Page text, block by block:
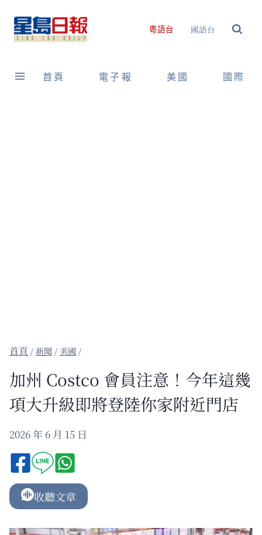
content
粵語台 國語台
首頁 電子報 美國 國際
/新聞 / 美國 /
加州 Costco 會員注意！今年這幾
項大升級即將登陸你家附近門店
2026 年 6 月 15 日
收聽文章